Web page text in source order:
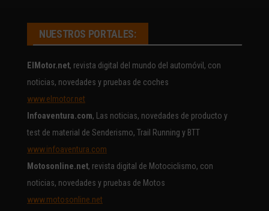
NUESTROS PORTALES:
ElMotor.net, revista digital del mundo del automóvil, con
noticias, novedades y pruebas de coches
www.elmotor.net
Infoaventura.com, Las noticias, novedades de producto y
test de material de Senderismo, Trail Running y BTT
www.infoaventura.com
Motosonline.net, revista digital de Motociclismo, con
noticias, novedades y pruebas de Motos
www.motosonline.net